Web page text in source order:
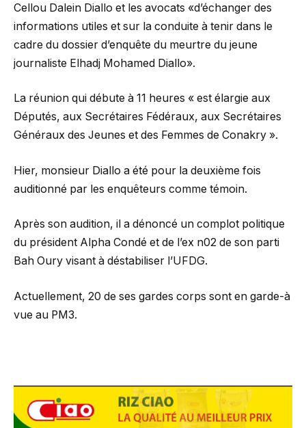
Cellou Dalein Diallo et les avocats «d’échanger des
informations utiles et sur la conduite à tenir dans le
cadre du dossier d’enquête du meurtre du jeune
journaliste Elhadj Mohamed Diallo».
La réunion qui débute à 11 heures « est élargie aux
Députés, aux Secrétaires Fédéraux, aux Secrétaires
Généraux des Jeunes et des Femmes de Conakry ».
Hier, monsieur Diallo a été pour la deuxième fois
auditionné par les enquêteurs comme témoin.
Après son audition, il a dénoncé un complot politique
du président Alpha Condé et de l’ex n02 de son parti
Bah Oury visant à déstabiliser l’UFDG.
Actuellement, 20 de ses gardes corps sont en garde-à
vue au PM3.